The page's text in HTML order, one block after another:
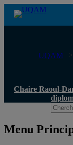
Chaire Raoul-
UQAM
Chaire Raoul-
Menu